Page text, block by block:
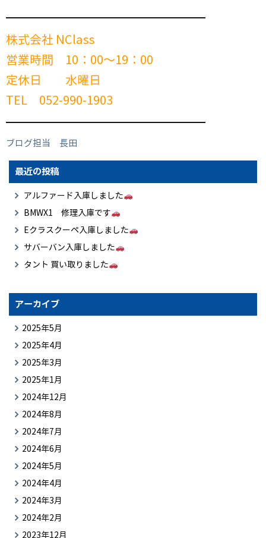
━━━━━━━━━━━━━━━━━━━━━━━━
株式会社 NClass
営業時間 10：00～19：00
定休日 水曜日
TEL 052-990-1903
━━━━━━━━━━━━━━━━━━━━━━━━
ブログ担当 長田
最近の投稿
アルファード入庫しました
BMWX1 修理入庫です
Eクラスクーペ入庫しました
サバーバン入庫しました
タント 買い取りました
アーカイブ
2025年5月
2025年4月
2025年3月
2025年1月
2024年12月
2024年8月
2024年7月
2024年6月
2024年5月
2024年4月
2024年3月
2024年2月
2023年12月